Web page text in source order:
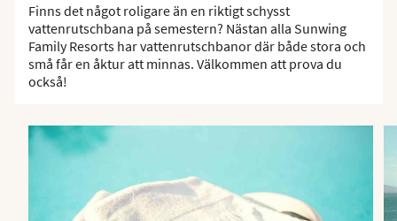
Finns det något roligare än en riktigt schysst
vattenrutschbana på semestern? Nästan alla Sunwing
Family Resorts har vattenrutschbanor där både stora och
små får en åktur att minnas. Välkommen att prova du
också!